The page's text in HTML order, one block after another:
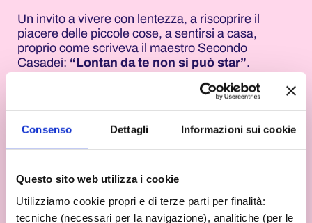
Consenso Dettagli Informazioni sui cookie
Questo sito web utilizza i cookie
Utilizziamo cookie propri e di terze parti per finalità:
tecniche (necessari per la navigazione), analitiche (per le
Un invito a vivere con lentezza, a riscoprire il
piacere delle piccole cose, a sentirsi a casa,
proprio come scriveva il maestro Secondo
Casadei: “Lontan da te non si può star”.